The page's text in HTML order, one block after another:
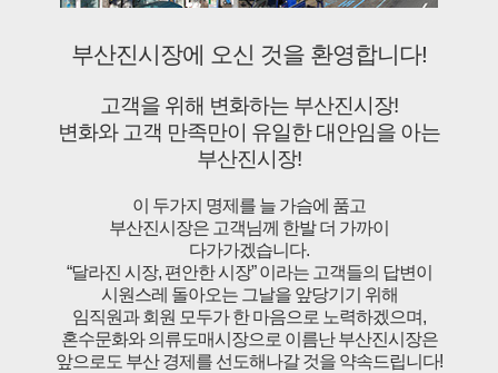
부산진시장에 오신 것을 환영합니다!
고객을 위해 변화하는 부산진시장!
변화와 고객 만족만이 유일한 대안임을 아는
부산진시장!
이 두가지 명제를 늘 가슴에 품고
부산진시장은 고객님께 한발 더 가까이
다가가겠습니다.
“달라진 시장, 편안한 시장” 이라는 고객들의 답변이
시원스레 돌아오는 그날을 앞당기기 위해
임직원과 회원 모두가 한 마음으로 노력하겠으며,
혼수문화와 의류도매시장으로 이름난 부산진시장은
앞으로도 부산 경제를 선도해나갈 것을 약속드립니다!